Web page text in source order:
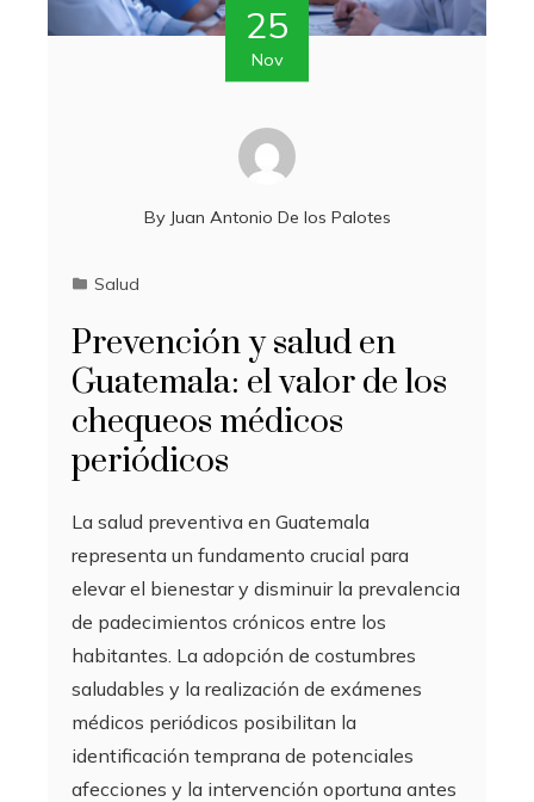
25
Nov
By Juan Antonio De los Palotes
Salud
Prevención y salud en
Guatemala: el valor de los
chequeos médicos
periódicos
La salud preventiva en Guatemala
representa un fundamento crucial para
elevar el bienestar y disminuir la prevalencia
de padecimientos crónicos entre los
habitantes. La adopción de costumbres
saludables y la realización de exámenes
médicos periódicos posibilitan la
identificación temprana de potenciales
afecciones y la intervención oportuna antes